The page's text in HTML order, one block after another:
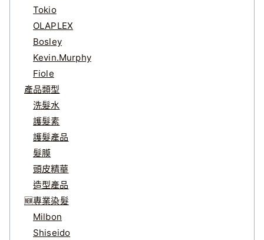
Tokio
OLAPLEX
Bosley
Kevin.Murphy
Fiole
產品類型
洗髮水
護髮素
護髮產品
髮膜
頭皮精華
造型產品
🆕專業染髮
Milbon
Shiseido